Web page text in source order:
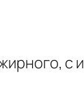
с